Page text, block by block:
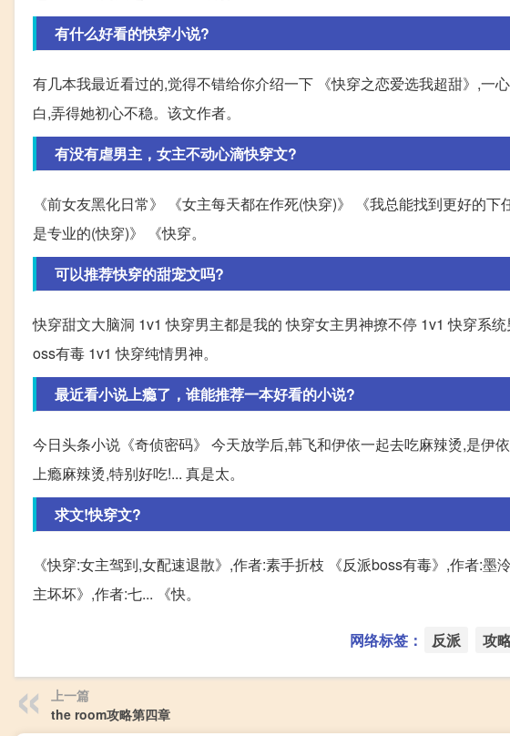
有什么好看的快穿小说?
有几本我最近看过的,觉得不错给你介绍一下 《快穿之恋爱选我超甜》,一
白,弄得她初心不稳。该文作者。
有没有虐男主，女主不动心滴快穿文?
《前女友黑化日常》 《女主每天都在作死(快穿)》 《我总能找到更好的
是专业的(快穿)》 《快穿。
可以推荐快穿的甜宠文吗?
快穿甜文大脑洞 1v1 快穿男主都是我的 快穿女主男神撩不停 1v1 快穿系
oss有毒 1v1 快穿纯情男神。
最近看小说上瘾了，谁能推荐一本好看的小说?
今日头条小说《奇侦密码》 今天放学后,韩飞和伊依一起去吃麻辣烫,是伊
上瘾麻辣烫,特别好吃!... 真是太。
求文!快穿文?
《快穿:女主驾到,女配速退散》,作者:素手折枝 《反派boss有毒》,作者:
主坏坏》,作者:七... 《快。
网络标签： 反派 攻
上一篇
the room攻略第四章